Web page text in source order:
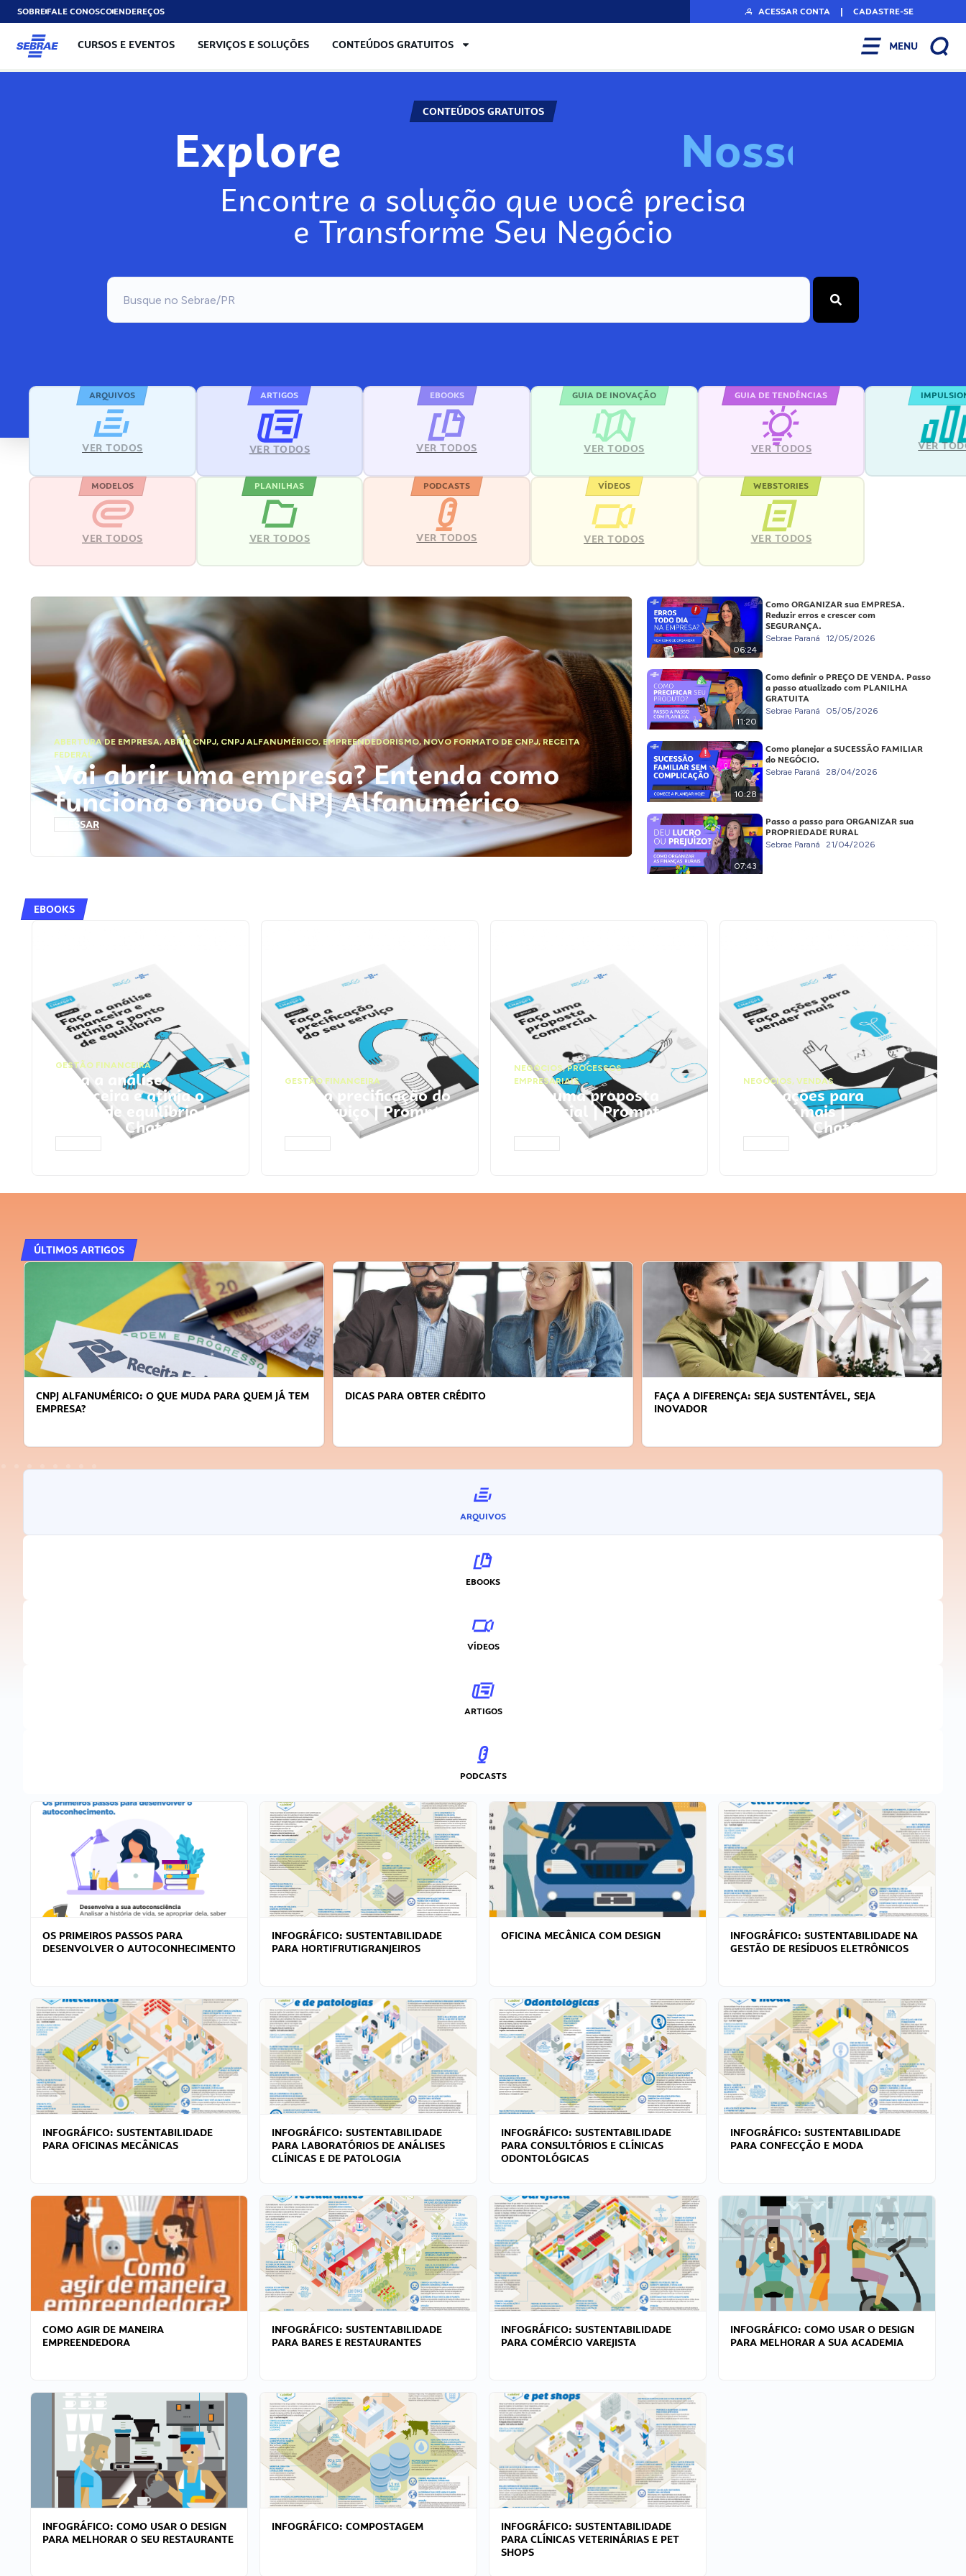
SOBREFALE CONOSCOENDEREÇOS ACESSAR CONTA | CADASTRE-SE
CURSOS E EVENTOS SERVIÇOS E SOLUÇÕES CONTEÚDOS GRATUITOS MENU
CONTEÚDOS GRATUITOS
Explore Nosso
Encontre a solução que você precisa
e Transforme Seu Negócio
ARQUIVOS
VER TODOS
ARTIGOS
VER TODOS
EBOOKS
VER TODOS
GUIA DE INOVAÇÃO
VER TODOS
GUIA DE TENDÊNCIAS
VER TODOS VER
MODELOS
VER TODOS
PLANILHAS
VER TODOS
PODCASTS
VER TODOS
VÍDEOS
VER TODOS
WEBSTORIES
VER TODOS
ABERTURA DE EMPRESA,ABRIR CNPJ, CNPJ ALFANUMÉRICO, EMPREENDEDORISMO,NOVO FORMATO DE CNPJ,RECEITA
FEDERAL
Vai abrir uma empresa? Entenda como
funciona o novo CNPJ Alfanumérico
ACESSAR
06:24
Como ORGANIZAR sua EMPRESA.
Reduzir erros e crescer com
SEGURANÇA.
Sebrae Paraná 12/05/2026
11:20
Como definir o PREÇO DE VENDA. Passo
a passo atualizado com PLANILHA
GRATUITA
Sebrae Paraná 05/05/2026
10:28
Como planejar a SUCESSÃO FAMILIAR
do NEGÓCIO.
Sebrae Paraná 28/04/2026
07:43
Passo a passo para ORGANIZAR sua
PROPRIEDADE RURAL
Sebrae Paraná 21/04/2026
EBOOKS
GESTÃO FINANCEIRA
Faça a análise
financeira e atinja o
ponto de equilíbrio |
Prompts ChatGPT
GESTÃO FINANCEIRA
Faça a precificação do
seu serviço | Prompts
ChatGPT
NEGÓCIOS,PROCESSOS
EMPRESARIAIS
Faça uma proposta
comercial | Prompts
ChatGPT
NEGÓCIOS, VENDAS
Faça ações para
vender mais |
Prompts ChatGPT
ÚLTIMOS ARTIGOS
CNPJ ALFANUMÉRICO: O QUE MUDA PARA QUEM JÁ TEM
EMPRESA?
DICAS PARA OBTER CRÉDITO
FAÇA A DIFERENÇA: SEJA SUSTENTÁVEL, SEJA
INOVADOR
ARQUIVOS
EBOOKS
VÍDEOS
ARTIGOS
PODCASTS
OS PRIMEIROS PASSOS PARA
DESENVOLVER O AUTOCONHECIMENTO
INFOGRÁFICO: SUSTENTABILIDADE
PARA HORTIFRUTIGRANJEIROS
OFICINA MECÂNICA COM DESIGN
INFOGRÁFICO: SUSTENTABILIDADE NA
GESTÃO DE RESÍDUOS ELETRÔNICOS
INFOGRÁFICO: SUSTENTABILIDADE
PARA OFICINAS MECÂNICAS
INFOGRÁFICO: SUSTENTABILIDADE
PARA LABORATÓRIOS DE ANÁLISES
CLÍNICAS E DE PATOLOGIA
INFOGRÁFICO: SUSTENTABILIDADE
PARA CONSULTÓRIOS E CLÍNICAS
ODONTOLÓGICAS
INFOGRÁFICO: SUSTENTABILIDADE
PARA CONFECÇÃO E MODA
COMO AGIR DE MANEIRA
EMPREENDEDORA
INFOGRÁFICO: SUSTENTABILIDADE
PARA BARES E RESTAURANTES
INFOGRÁFICO: SUSTENTABILIDADE
PARA COMÉRCIO VAREJISTA
INFOGRÁFICO: COMO USAR O DESIGN
PARA MELHORAR A SUA ACADEMIA
INFOGRÁFICO: COMO USAR O DESIGN
PARA MELHORAR O SEU RESTAURANTE
INFOGRÁFICO: COMPOSTAGEM
INFOGRÁFICO: SUSTENTABILIDADE
PARA CLÍNICAS VETERINÁRIAS E PET
SHOPS